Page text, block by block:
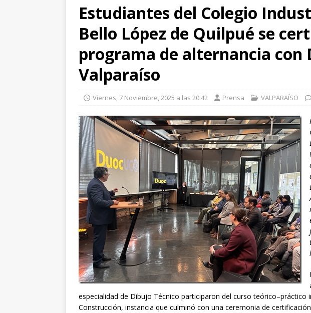
Estudiantes del Colegio
Bello López de Quilpué se
programa de alternancia con
Valparaíso
Viernes, 7 Noviembre, 2025 a las 20:42 Prensa VALPARAÍSO
especialidad de Dibujo Técnico participaron del curso teórico–práctico
Construcción, instancia que culminó con una ceremonia de